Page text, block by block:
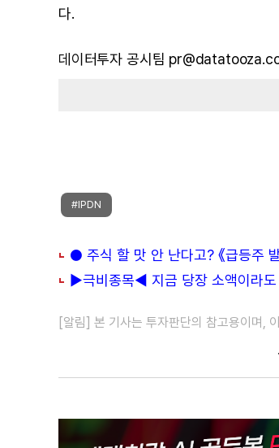
다.
데이터투자 공시팀
#IPDN
● 주식 할 맛 안 난다고? 《급등주
▶극비종목◀ 지금 당장 소액이라
[알림] 본 기사는 투자판단의 참고용이며,